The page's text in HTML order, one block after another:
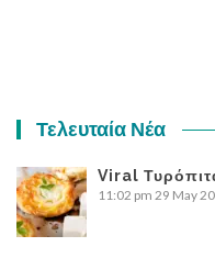
Τελευταία Νέα
Viral
11:02 pm 29 May